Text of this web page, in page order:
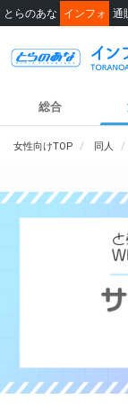
とらのあな インフォ 通
総合
女性向けTOP 同人